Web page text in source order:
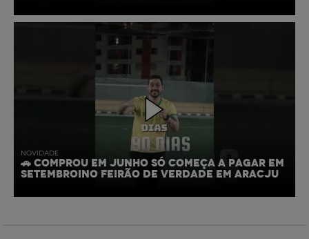
NOVIDADE
🚗 COMPROU EM JUNHO SÓ COMEÇA A PAGAR EM
SETEMBRO!NO FEIRÃO DE VERDADE EM ARACJU